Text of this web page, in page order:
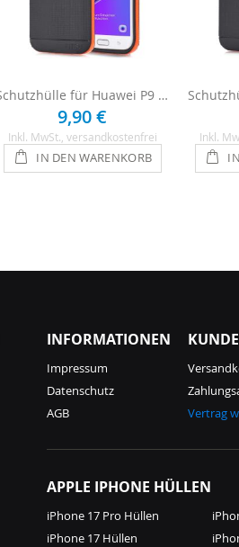
Schutzhülle für Huawei P9 - Schwarz / Orange
9,90 €
Inkl. MwSt. , versandkostenfrei
IN DEN WARENKORB
Inkl.
INFORMATIONEN
Impressum
Datenschutz
AGB
Vertrag
APPLE IPHONE HÜLLEN
iPhone 17 Pro Hüllen
iPhone 17 Hüllen